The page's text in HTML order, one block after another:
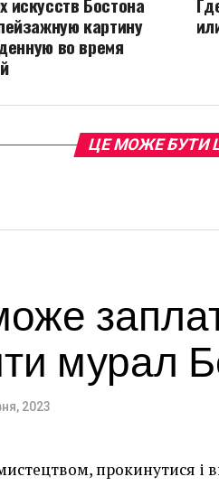
картину
во время
ЦЕ МОЖЕ БУТИ
мурал
2023
прокинутися і